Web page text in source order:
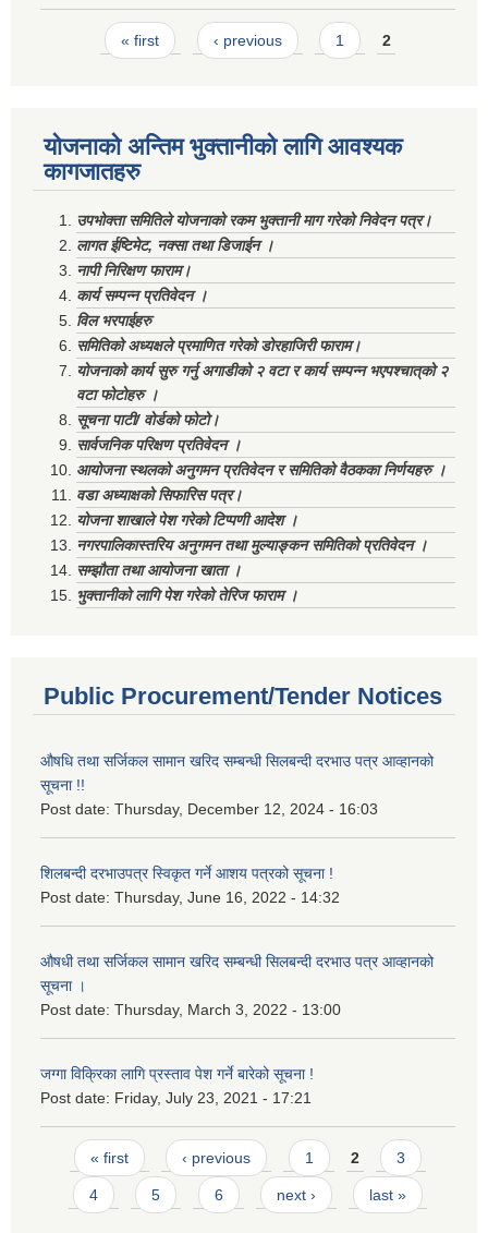
Pages« first ‹ previous 1 2
योजनाको अन्तिम भुक्तानीको लागि आवश्यक
कागजातहरु
उपभोक्ता समितिले योजनाको रकम भुक्तानी माग गरेको निवेदन पत्र।
लागत ईष्टिमेट, नक्सा तथा डिजाईन ।
नापी निरिक्षण फाराम।
कार्य सम्पन्न प्रतिवेदन ।
विल भरपाईहरु
समितिको अध्यक्षले प्रमाणित गरेको डोरहाजिरी फाराम।
योजनाको कार्य सुरु गर्नु अगाडीको २ वटा र कार्य सम्पन्न भएपश्चात्‌को २
वटा फोटोहरु ।
सूचना पाटी/ वोर्डको फोटो।
सार्वजनिक परिक्षण प्रतिवेदन ।
आयोजना स्थलको अनुगमन प्रतिवेदन र समितिको वैठकका निर्णयहरु ।
वडा अध्याक्षको सिफारिस पत्र।
योजना शाखाले पेश गरेको टिप्पणी आदेश ।
नगरपालिकास्तरिय अनुगमन तथा मुल्याङ्कन समितिको प्रतिवेदन ।
सम्झौता तथा आयोजना खाता ।
भुक्तानीको लागि पेश गरेको तेरिज फाराम ।
Public Procurement/Tender Notices
औषधि तथा सर्जिकल सामान खरिद सम्बन्धी सिलबन्दी दरभाउ पत्र आव्हानको
सूचना !!
Post date: Thursday, December 12, 2024 - 16:03
शिलबन्दी दरभाउपत्र स्विकृत गर्ने आशय पत्रको सूचना !
Post date: Thursday, June 16, 2022 - 14:32
औषधी तथा सर्जिकल सामान खरिद सम्बन्धी सिलबन्दी दरभाउ पत्र आव्हानको
सूचना ।
Post date: Thursday, March 3, 2022 - 13:00
जग्गा विक्रिका लागि प्रस्ताव पेश गर्ने बारेको सूचना !
Post date: Friday, July 23, 2021 - 17:21
Pages
« first ‹ previous 1 2 3
4 5 6 next › last »